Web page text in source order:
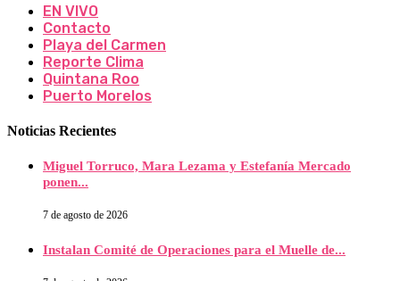
EN VIVO
Contacto
Playa del Carmen
Reporte Clima
Quintana Roo
Puerto Morelos
Noticias Recientes
Miguel Torruco, Mara Lezama y Estefanía Mercado
ponen...
7 de agosto de 2026
Instalan Comité de Operaciones para el Muelle de...